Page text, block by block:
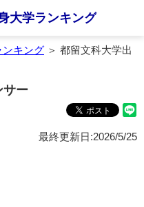
大学ランキング
ンキング ＞ 都留文科大学出
サー
最終更新日:2026/5/25